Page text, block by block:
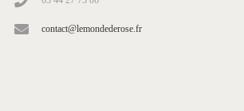
contact@lemondederose.fr